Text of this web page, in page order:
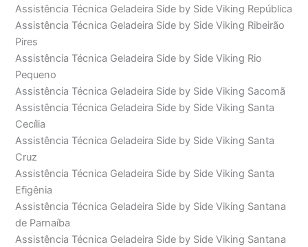
Assistência Técnica Geladeira Side by Side Viking República
Assistência Técnica Geladeira Side by Side Viking Ribeirão
Pires
Assistência Técnica Geladeira Side by Side Viking Rio
Pequeno
Assistência Técnica Geladeira Side by Side Viking Sacomã
Assistência Técnica Geladeira Side by Side Viking Santa
Cecília
Assistência Técnica Geladeira Side by Side Viking Santa
Cruz
Assistência Técnica Geladeira Side by Side Viking Santa
Efigênia
Assistência Técnica Geladeira Side by Side Viking Santana
de Parnaíba
Assistência Técnica Geladeira Side by Side Viking Santana